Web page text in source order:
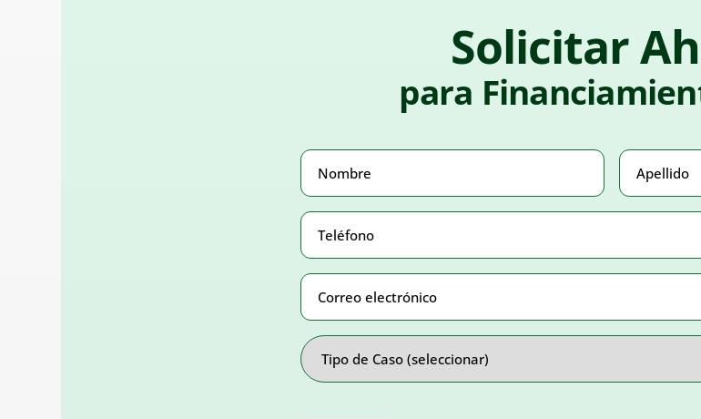
Solicitar
para
Nombre Apellido
Teléfono
Number(Obligatorio)
Correo
electrónico
Address
Tipo
de
Caso